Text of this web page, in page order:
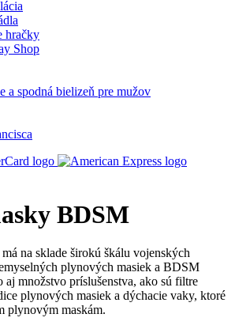
hračky
Shop
a spodná bielizeň pre mužov
BDSM
na sklade širokú škálu vojenských
plynových masiek a BDSM
množstvo príslušenstva, ako sú filtre
plynových masiek a dýchacie vaky, ktoré
plynovým maskám.